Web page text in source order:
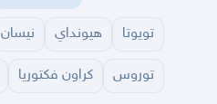
تويوتا هيونداي نيسان
توروس كراون فكتوريا